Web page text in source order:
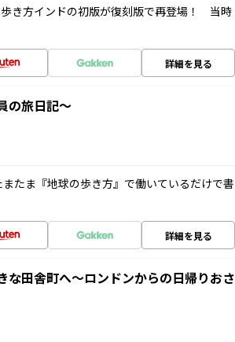
き方インドの初版が復刻版で再登場！ 当時
詳細を見る
の旅日記～
たま『地球の歩き方』で働いているだけで書
詳細を見る
田舎町へ～ロンドンからの日帰りおさ